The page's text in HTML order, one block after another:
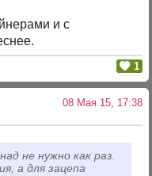
и с
1
08 Мая 15, 17:38
не нужно как раз.
а для зацепа